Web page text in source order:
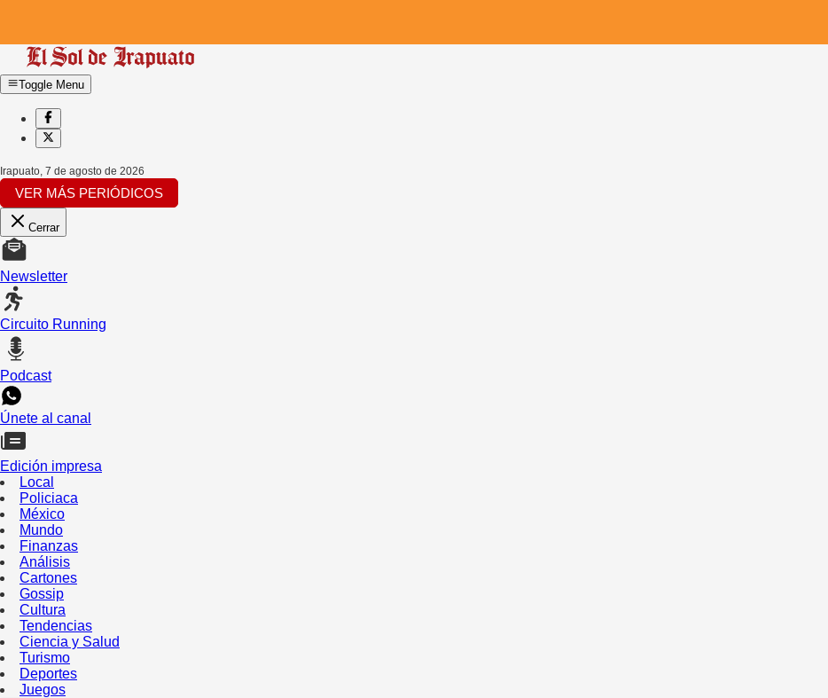
Toggle Menu
Irapuato, 7 de agosto de 2026
VER MÁS PERIÓDICOS
Cerrar
Newsletter
Circuito Running
Podcast
Únete al canal
Edición impresa
Local
Policiaca
México
Mundo
Finanzas
Análisis
Cartones
Gossip
Cultura
Tendencias
Ciencia y Salud
Turismo
Deportes
Juegos